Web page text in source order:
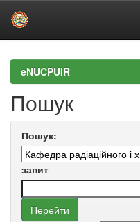
navigationeNUCPUIR
Пошук
Пошук:
запит